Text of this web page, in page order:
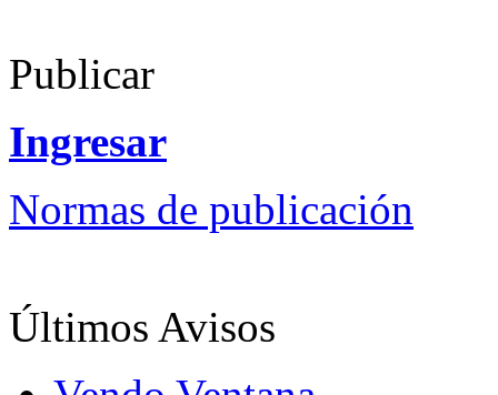
Publicar
Ingresar
Normas de publicación
Últimos Avisos